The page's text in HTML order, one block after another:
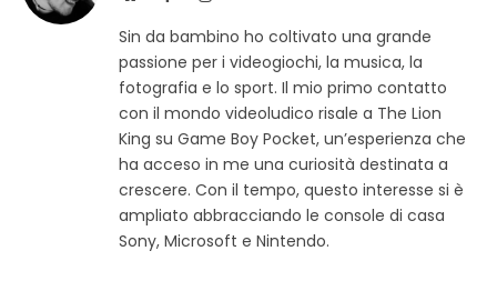
t
o
w
c
e
b
s
t
a
m
Sin da bambino ho coltivato una grande
passione per i videogiochi, la musica, la
fotografia e lo sport. Il mio primo contatto
con il mondo videoludico risale a The Lion
King su Game Boy Pocket, un’esperienza che
ha acceso in me una curiosità destinata a
crescere. Con il tempo, questo interesse si è
ampliato abbracciando le console di casa
Sony, Microsoft e Nintendo.